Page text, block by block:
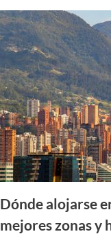
Dónde alojarse
mejores zonas y